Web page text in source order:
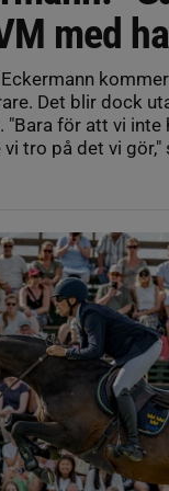
med
Det blir dock
för att vi inte
tro på det vi gör,"